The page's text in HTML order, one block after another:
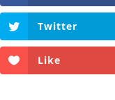
Twitter
Like